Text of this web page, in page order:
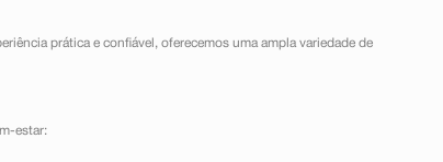
prática e confiável, oferecemos uma ampla variedade de
estar: